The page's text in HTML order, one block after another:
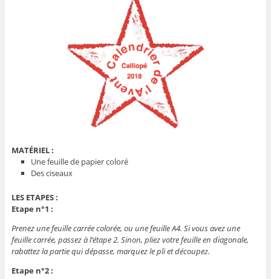
MATÉRIEL :
Une feuille de papier coloré
Des ciseaux
LES ETAPES :
Etape n°1 :
Prenez une feuille carrée colorée, ou une feuille A4. Si vous avez une
feuille carrée, passez à l’étape 2. Sinon, pliez votre feuille en diagonale,
rabattez la partie qui dépasse, marquez le pli et découpez.
Etape n°2 :